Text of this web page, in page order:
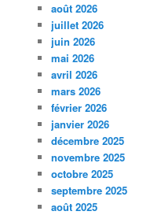
août 2026
juillet 2026
juin 2026
mai 2026
avril 2026
mars 2026
février 2026
janvier 2026
décembre 2025
novembre 2025
octobre 2025
septembre 2025
août 2025